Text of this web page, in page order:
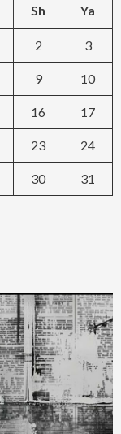
Sh Ya
2 3
9 10
16 17
23 24
30 31